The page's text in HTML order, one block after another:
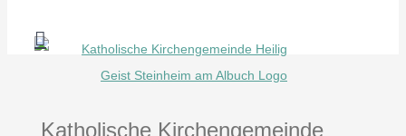
Inhalt
Katholische Kirchengemeinde